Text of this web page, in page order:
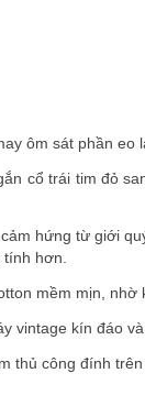
ôm sát phần
cổ trái tim đỏ
hứng từ giới
hơn.
mềm mịn,
vintage kín đáo
thủ công đính